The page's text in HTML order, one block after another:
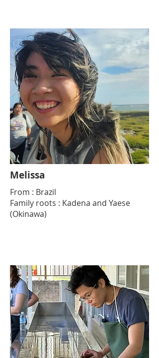
Melissa
From : Brazil
Family roots : Kadena and Yaese
(Okinawa)